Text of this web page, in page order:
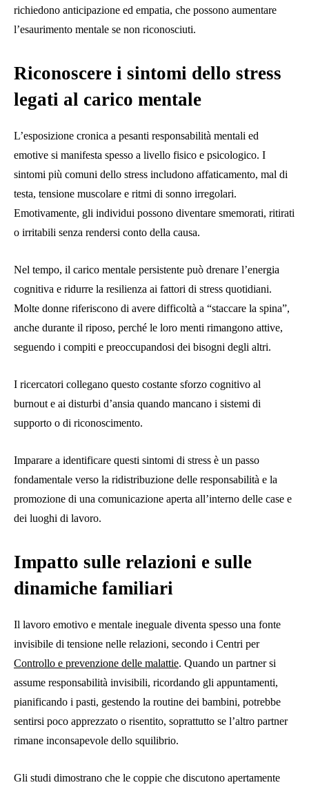
richiedono anticipazione ed empatia, che possono aumentare
l’esaurimento mentale se non riconosciuti.
Riconoscere i sintomi dello stress
legati al carico mentale
L’esposizione cronica a pesanti responsabilità mentali ed
emotive si manifesta spesso a livello fisico e psicologico. I
sintomi più comuni dello stress includono affaticamento, mal di
testa, tensione muscolare e ritmi di sonno irregolari.
Emotivamente, gli individui possono diventare smemorati, ritirati
o irritabili senza rendersi conto della causa.
Nel tempo, il carico mentale persistente può drenare l’energia
cognitiva e ridurre la resilienza ai fattori di stress quotidiani.
Molte donne riferiscono di avere difficoltà a “staccare la spina”,
anche durante il riposo, perché le loro menti rimangono attive,
seguendo i compiti e preoccupandosi dei bisogni degli altri.
I ricercatori collegano questo costante sforzo cognitivo al
burnout e ai disturbi d’ansia quando mancano i sistemi di
supporto o di riconoscimento.
Imparare a identificare questi sintomi di stress è un passo
fondamentale verso la ridistribuzione delle responsabilità e la
promozione di una comunicazione aperta all’interno delle case e
dei luoghi di lavoro.
Impatto sulle relazioni e sulle
dinamiche familiari
Il lavoro emotivo e mentale ineguale diventa spesso una fonte
invisibile di tensione nelle relazioni, secondo i Centri per
Controllo e prevenzione delle malattie. Quando un partner si
assume responsabilità invisibili, ricordando gli appuntamenti,
pianificando i pasti, gestendo la routine dei bambini, potrebbe
sentirsi poco apprezzato o risentito, soprattutto se l’altro partner
rimane inconsapevole dello squilibrio.
Gli studi dimostrano che le coppie che discutono apertamente